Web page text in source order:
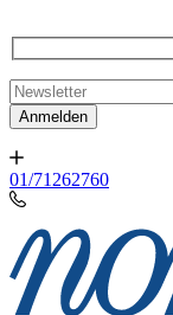
01/71262760